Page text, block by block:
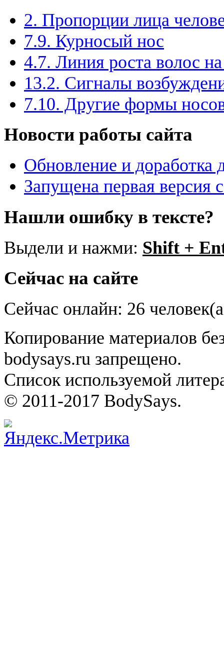
2. Пропорции лица
7.9. Курносый нос
4.7. Линия роста волос
13.2. Сигналы
7.10. Другие формы
Новости работы сайта
Обновление и доработка
Запущена первая версия
Нашли ошибку в тексте?
Выдели и нажми: Shift +
Сейчас на сайте
Сейчас онлайн: 26
Копирование материалов
bodysays.ru запрещено.
Список используемой
© 2011-2017 BodySays.